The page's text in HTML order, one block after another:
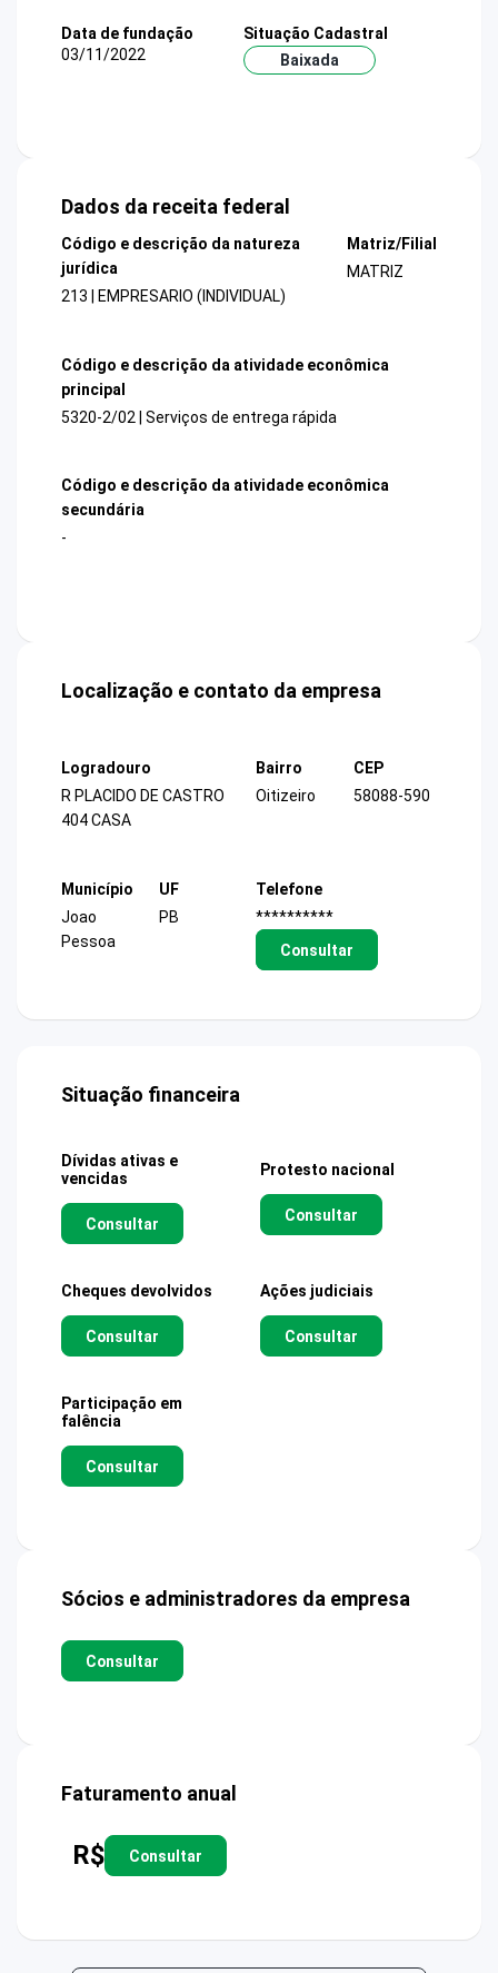
Data de fundação
03/11/2022
Situação Cadastral
Baixada
Dados da receita federal
Código e descrição da natureza
jurídica
213 | EMPRESARIO (INDIVIDUAL)
Matriz/Filial
MATRIZ
Código e descrição da atividade econômica
principal
5320-2/02 | Serviços de entrega rápida
Código e descrição da atividade econômica
secundária
-
Localização e contato da empresa
Logradouro
R PLACIDO DE CASTRO
404 CASA
Bairro
Oitizeiro
CEP
58088-590
Município
Joao
Pessoa
UF
PB
Telefone
**********
Consultar
Situação financeira
Dívidas ativas e
vencidas
Consultar
Protesto nacional
Consultar
Cheques devolvidos
Consultar
Ações judiciais
Consultar
Participação em
falência
Consultar
Sócios e administradores da empresa
Consultar
Faturamento anual
R$ Consultar